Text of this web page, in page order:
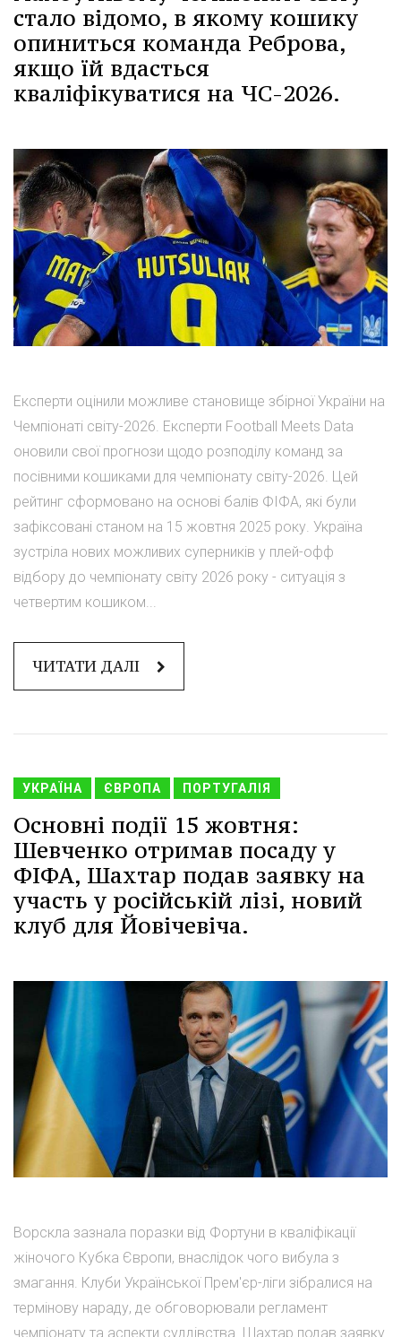
стало відомо, в якому кошику
опиниться команда Реброва,
якщо їй вдасться
кваліфікуватися на ЧС-2026.
Експерти оцінили можливе становище збірної України на
Чемпіонаті світу-2026. Експерти Football Meets Data
оновили свої прогнози щодо розподілу команд за
посівними кошиками для чемпіонату світу-2026. Цей
рейтинг сформовано на основі балів ФІФА, які були
зафіксовані станом на 15 жовтня 2025 року. Україна
зустріла нових можливих суперників у плей-офф
відбору до чемпіонату світу 2026 року - ситуація з
четвертим кошиком...
ЧИТАТИ ДАЛІ
УКРАЇНА ЄВРОПА ПОРТУГАЛІЯ
Основні події 15 жовтня:
Шевченко отримав посаду у
ФІФА, Шахтар подав заявку на
участь у російській лізі, новий
клуб для Йовічевіча.
Ворскла зазнала поразки від Фортуни в кваліфікації
жіночого Кубка Європи, внаслідок чого вибула з
змагання. Клуби Української Прем'єр-ліги зібралися на
термінову нараду, де обговорювали регламент
чемпіонату та аспекти суддівства. Шахтар подав заявку